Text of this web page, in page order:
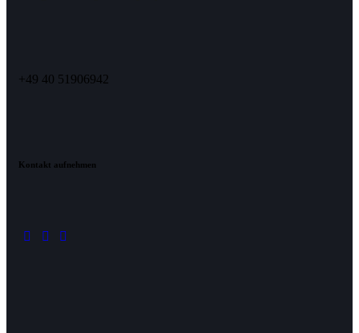
+49 40 51906942
Kontakt aufnehmen